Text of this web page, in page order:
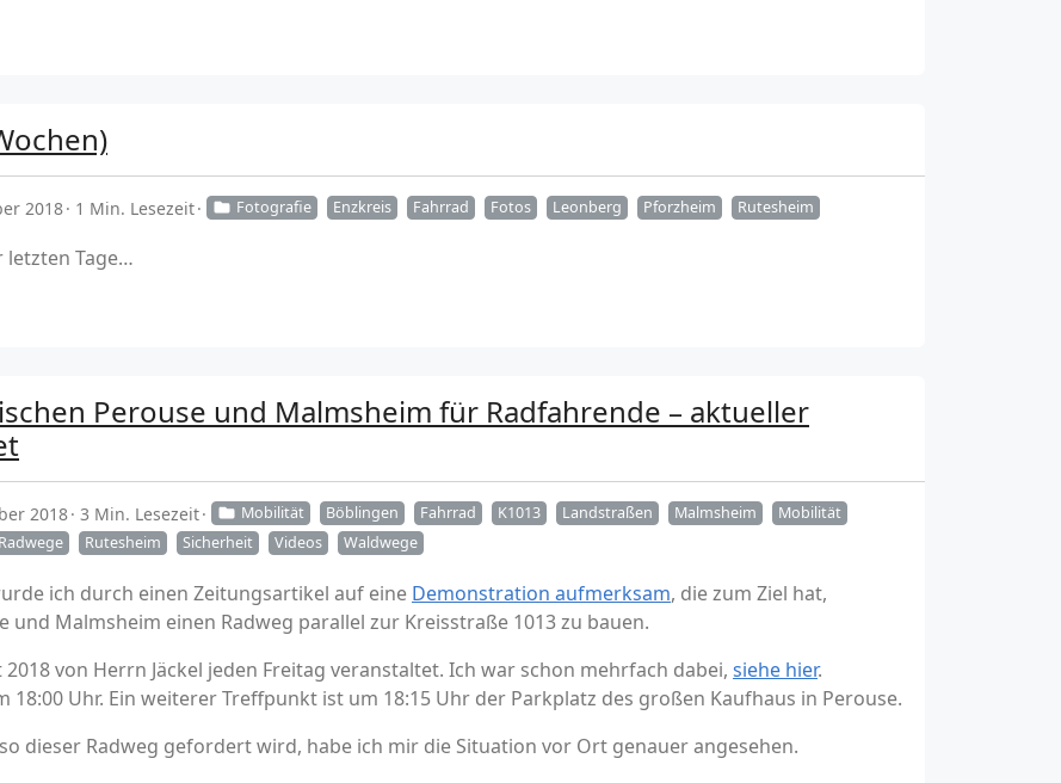
2018 1 Min. Lesezeit Fotografie Enzkreis Fahrrad Fotos Leonberg Pforzheim Rutesheim
letzten Tage…
Perouse und Malmsheim für Radfahrende – aktueller
2018 3 Min. Lesezeit Mobilität Böblingen Fahrrad K1013 Landstraßen Malmsheim
Mobilität
Radwege Rutesheim Sicherheit Videos Waldwege
ich durch einen Zeitungsartikel auf eine Demonstration aufmerksam, die zum Ziel hat,
und Malmsheim einen Radweg parallel zur Kreisstraße 1013 zu bauen.
von Herrn Jäckel jeden Freitag veranstaltet. Ich war schon mehrfach dabei, siehe hier.
18:00 Uhr. Ein weiterer Treffpunkt ist um 18:15 Uhr der Parkplatz des großen Kaufhaus in Perouse.
dieser Radweg gefordert wird, habe ich mir die Situation vor Ort genauer angesehen.